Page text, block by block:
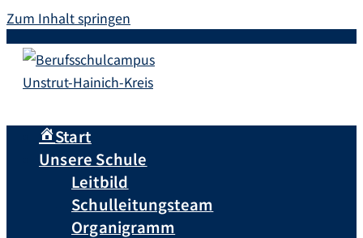
Zum Inhalt springen
Start
Unsere Schule
Leitbild
Schulleitungsteam
Organigramm